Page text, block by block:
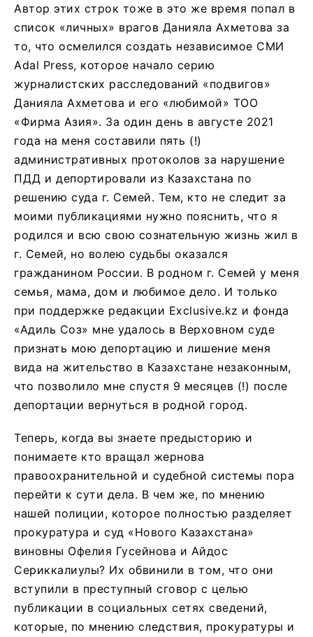
Автор этих строк тоже в это же время попал в
список «личных» врагов Данияла Ахметова за
то, что осмелился создать независимое СМИ
Adal Press, которое начало серию
журналистских расследований «подвигов»
Данияла Ахметова и его «любимой» ТОО
«Фирма Азия». За один день в августе 2021
года на меня составили пять (!)
административных протоколов за нарушение
ПДД и депортировали из Казахстана по
решению суда г. Семей. Тем, кто не следит за
моими публикациями нужно пояснить, что я
родился и всю свою сознательную жизнь жил в
г. Семей, но волею судьбы оказался
гражданином России. В родном г. Семей у меня
семья, мама, дом и любимое дело. И только
при поддержке редакции Exclusive.kz и фонда
«Адиль Соз» мне удалось в Верховном суде
признать мою депортацию и лишение меня
вида на жительство в Казахстане незаконным,
что позволило мне спустя 9 месяцев (!) после
депортации вернуться в родной город.
Теперь, когда вы знаете предысторию и
понимаете кто вращал жернова
правоохранительной и судебной системы пора
перейти к сути дела. В чем же, по мнению
нашей полиции, которое полностью разделяет
прокуратура и суд «Нового Казахстана»
виновны Офелия Гусейнова и Айдос
Сериккалиулы? Их обвинили в том, что они
вступили в преступный сговор с целью
публикации в социальных сетях сведений,
которые, по мнению следствия, прокуратуры и